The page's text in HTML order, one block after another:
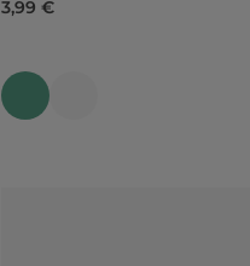
3,99 €